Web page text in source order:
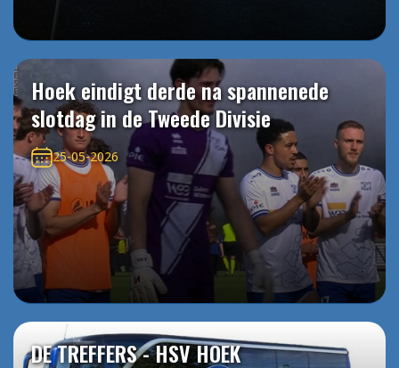
Hoek eindigt derde na spannenede
slotdag in de Tweede Divisie
25-05-2026
DE TREFFERS - HSV HOEK